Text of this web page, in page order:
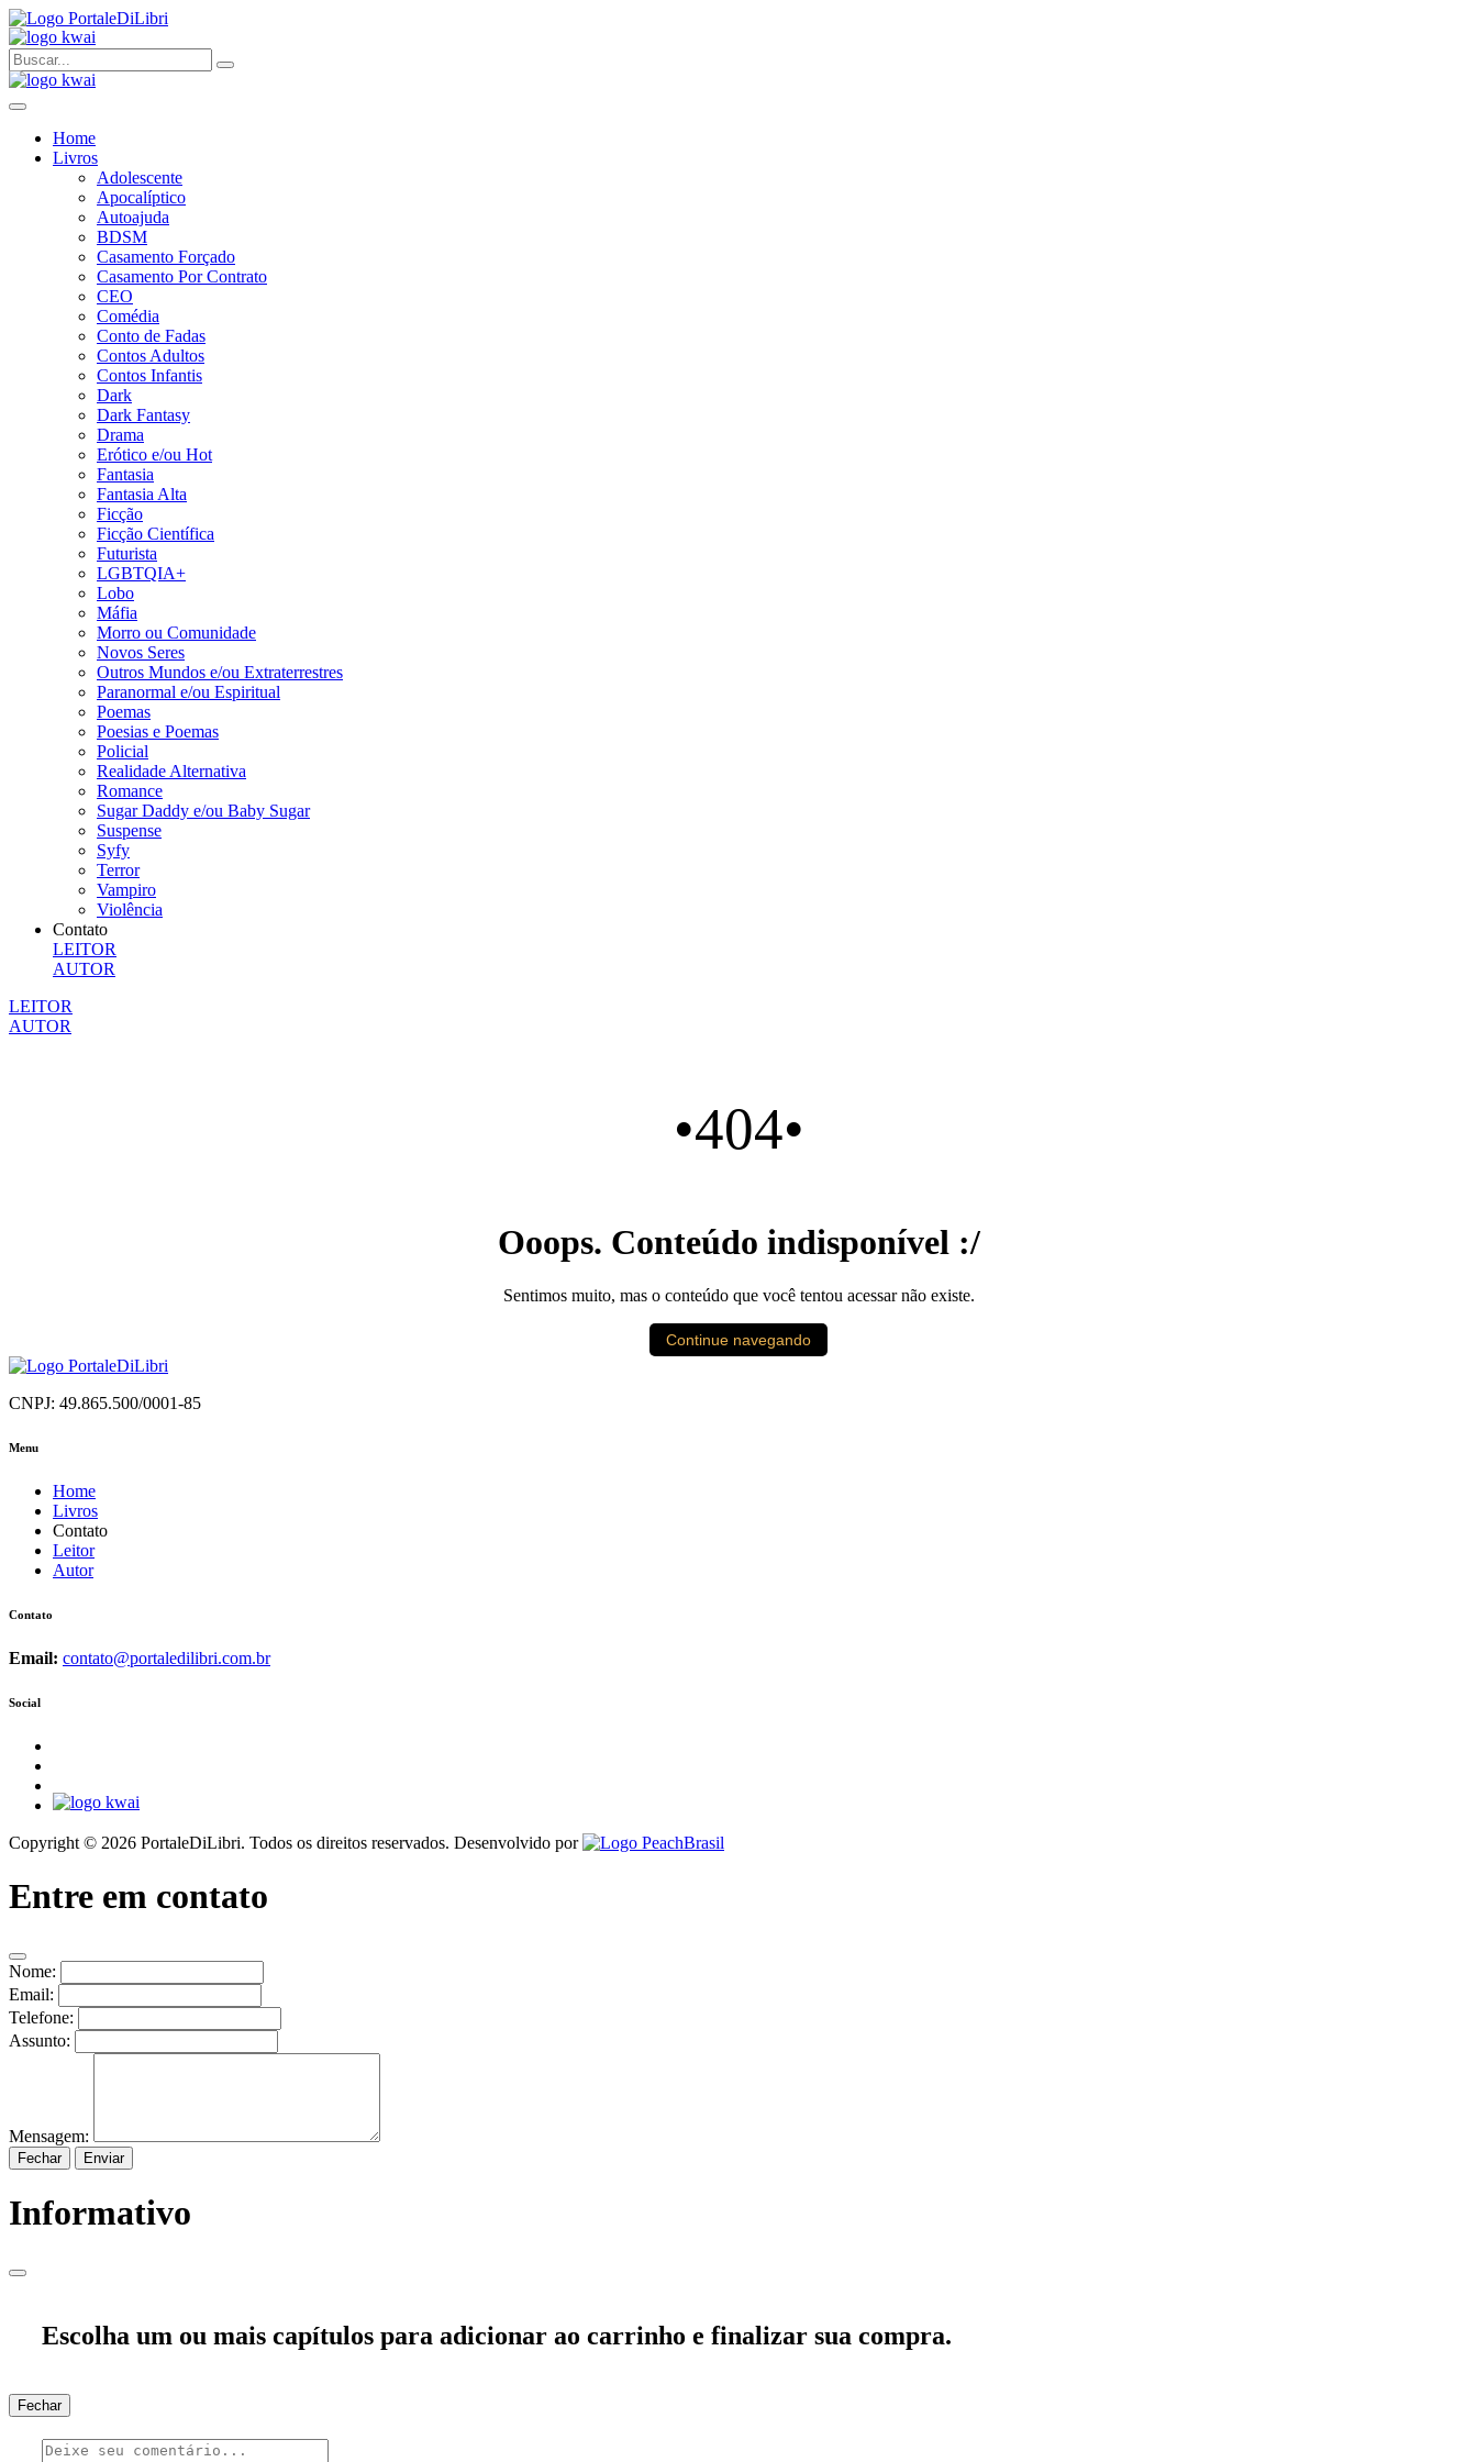
Home
Livros
Adolescente
Apocalíptico
Autoajuda
BDSM
Casamento Forçado
Casamento Por Contrato
CEO
Comédia
Conto de Fadas
Contos Adultos
Contos Infantis
Dark
Dark Fantasy
Drama
Erótico e/ou Hot
Fantasia
Fantasia Alta
Ficção
Ficção Científica
Futurista
LGBTQIA+
Lobo
Máfia
Morro ou Comunidade
Novos Seres
Outros Mundos e/ou Extraterrestres
Paranormal e/ou Espiritual
Poemas
Poesias e Poemas
Policial
Realidade Alternativa
Romance
Sugar Daddy e/ou Baby Sugar
Suspense
Syfy
Terror
Vampiro
Violência
Contato
LEITOR
AUTOR
LEITOR
AUTOR
•404•
Ooops. Conteúdo indisponível :/
Sentimos muito, mas o conteúdo que você tentou acessar não existe.
Continue navegando
CNPJ: 49.865.500/0001-85
Menu
Home
Livros
Contato
Leitor
Autor
Contato
Email: contato@portaledilibri.com.br
Social
Copyright © 2026 PortaleDiLibri. Todos os direitos reservados. Desenvolvido por
Entre em contato
Nome:
Email:
Telefone:
Assunto:
Mensagem:
Fechar Enviar
Informativo
Escolha um ou mais capítulos para adicionar ao carrinho e finalizar sua compra.
Fechar